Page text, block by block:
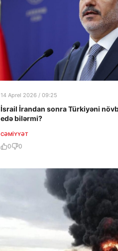
14 Aprel 2026 / 09:25
İsrail İrandan sonra Türkiyəni
edə bilərmi?
CƏMIYYƏT
0 0